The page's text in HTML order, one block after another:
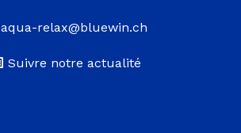
aqua-relax@bluewin.ch
Suivre notre actualité